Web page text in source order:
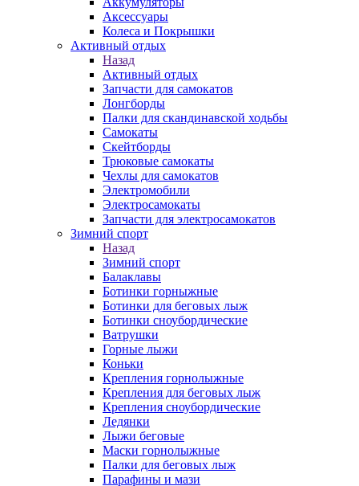
Аксессуары
Колеса и Покрышки
Активный отдых
Назад
Активный отдых
Запчасти для самокатов
Лонгборды
Палки для скандинавской ходьбы
Самокаты
Скейтборды
Трюковые самокаты
Чехлы для самокатов
Электромобили
Электросамокаты
Запчасти для электросамокатов
Зимний спорт
Назад
Зимний спорт
Балаклавы
Ботинки горныжные
Ботинки для беговых лыж
Ботинки сноубордические
Ватрушки
Горные лыжи
Коньки
Крепления горнолыжные
Крепления для беговых лыж
Крепления сноубордические
Ледянки
Лыжи беговые
Маски горнолыжные
Палки для беговых лыж
Парафины и мази